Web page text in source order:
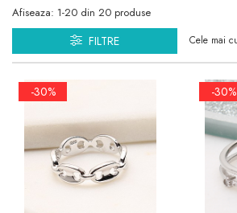
LANTISOARE ARGINT
CRUCIULITE SI ICONITE
PANDANTIVE ARGINT
BROSE ARGINT
VERIGHETE ARGINT
BIJUTERII ARGINT PENTRU
Afiseaza: 1-20 din 20 produse
FILTRE
-30% -30%